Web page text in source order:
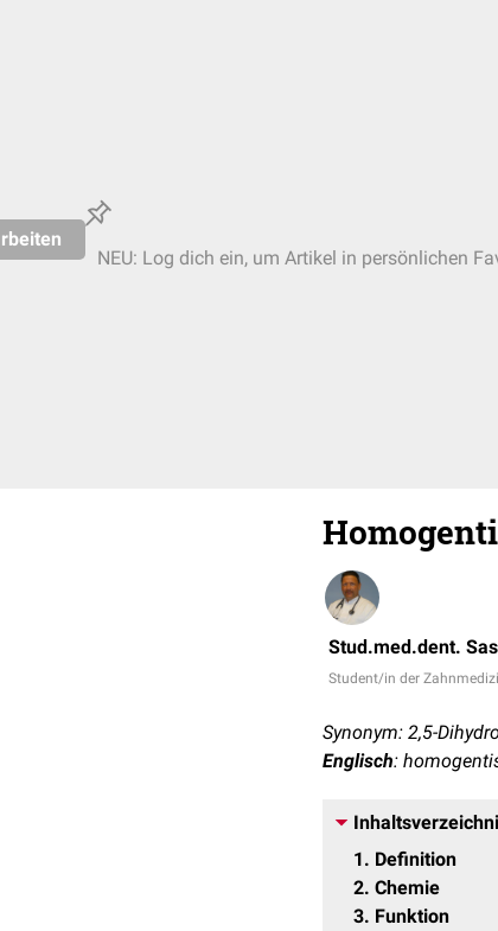
NEU: Log dich ein, um Artikel in persönlichen
Stud.med.dent.
Student/in der
Synonym: 2,5-
Englisch:
1
Definition
2 Chemie
3 Funktion